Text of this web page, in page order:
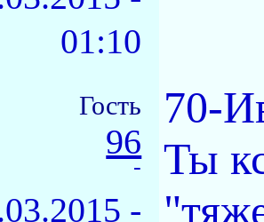
01:10
Гость
96
-
-
70-
Ты